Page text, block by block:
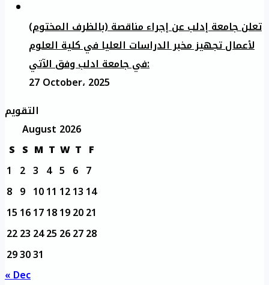
تعلن جامعة إدلب عن إجراء مناقصة (بالظرف المختوم)
لأعمال تجهيز مخبر الدراسات العليا في كلية العلوم
في جامعة ادلب وفق الآتي:
27 October، 2025
التقويم
August 2026
S S M T W T F
1 2 3 4 5 6 7
8 9 1011 121314
15161718192021
22232425262728
293031
« Dec